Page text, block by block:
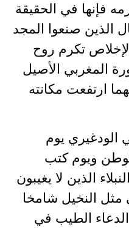
فإنها في الحقيقة
الذين صنعوا المجد
تكرم روح
المغربي الأصيل
ارتفعت مكانته
الودغيري يوم
ويوم كتب
الذين لا يغيبون
مثل النخيل شامخا
الطيب في